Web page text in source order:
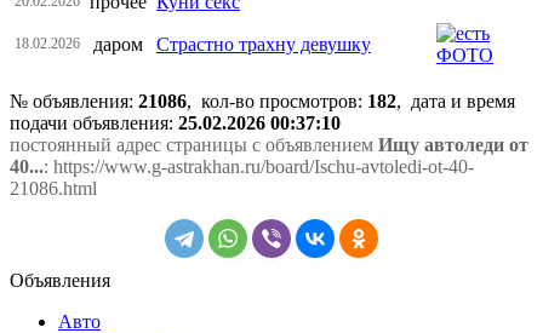
18.02.2026 даром Страстно трахну девушку
№ объявления: 21086, кол-во просмотров: 182, дата и время
подачи объявления: 25.02.2026 00:37:10
постоянный адрес страницы с объявлением Ищу автоледи от
40...: https://www.g-astrakhan.ru/board/Ischu-avtoledi-ot-40-
21086.html
Объявления
Авто